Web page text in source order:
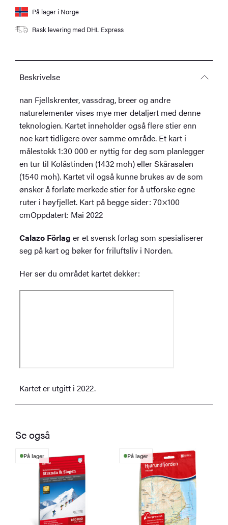
På lager i Norge
Rask levering med DHL Express
Beskrivelse
nan Fjellskrenter, vassdrag, breer og andre
naturelementer vises mye mer detaljert med denne
teknologien. Kartet inneholder også flere stier enn
noe kart tidligere over samme område. Et kart i
målestokk 1:30 000 er nyttig for deg som planlegger
en tur til Kolåstinden (1432 moh) eller Skårasalen
(1540 moh). Kartet vil også kunne brukes av de som
ønsker å forlate merkede stier for å utforske egne
ruter i høyfjellet. Kart på begge sider: 70×100
cmOppdatert: Mai 2022
Calazo Förlag er et svensk forlag som spesialiserer
seg på kart og bøker for friluftsliv i Norden.
Her ser du området kartet dekker:
Kartet er utgitt i 2022.
Se også
På lager På lager